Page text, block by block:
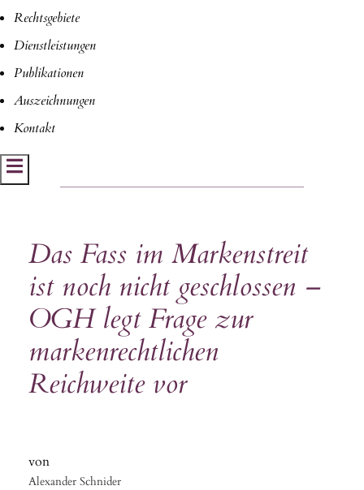
Rechtsgebiete
Dienstleistungen
Publikationen
Auszeichnungen
Kontakt
Hamburger Toggle Menu
Das Fass im Markenstreit
ist noch nicht geschlossen –
OGH legt Frage zur
markenrechtlichen
Reichweite vor
Alexander Schnider